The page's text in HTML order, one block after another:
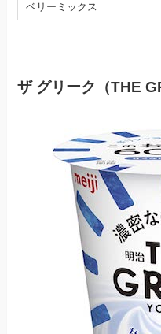
ベリーミックス
ザ グリーク（THE